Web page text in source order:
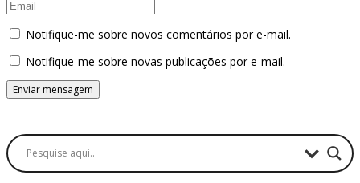
Notifique-me sobre novos comentários por e-mail.
Notifique-me sobre novas publicações por e-mail.